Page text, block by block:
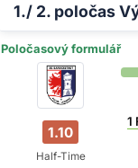
1./ 2. poločas
Poločasový formulář
1.10
Half-Time
1